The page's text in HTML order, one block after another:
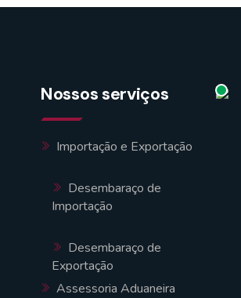
Nossos serviços
Importação e Exportação
Desembaraço de
Importação
Desembaraço de
Exportação
Assessoria Aduaneira